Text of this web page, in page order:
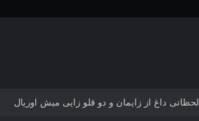
لحظاتی داغ از زایمان و دو قلو زایی میش اوریال